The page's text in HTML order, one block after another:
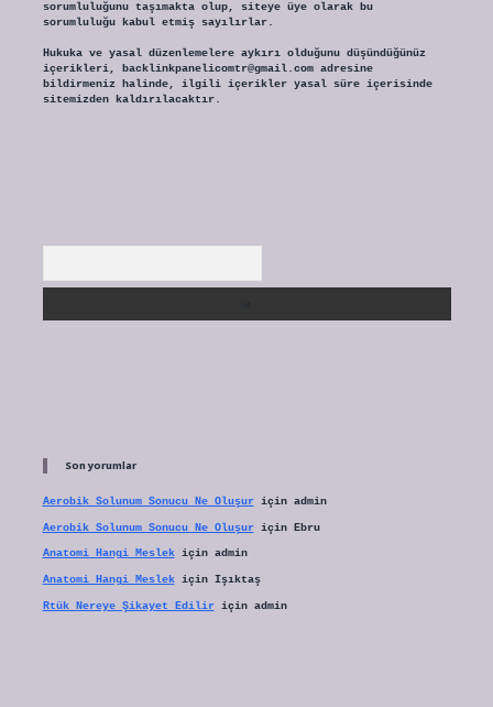
sorumluluğunu taşımakta olup, siteye üye olarak bu
sorumluluğu kabul etmiş sayılırlar.
Hukuka ve yasal düzenlemelere aykırı olduğunu düşündüğünüz
içerikleri, backlinkpanelicomtr@gmail.comadresine
bildirmeniz halinde, ilgili içerikler yasal süre içerisinde
sitemizden kaldırılacaktır.
Son yorumlar
Aerobik Solunum Sonucu Ne Oluşuriçin admin
Aerobik Solunum Sonucu Ne Oluşuriçin Ebru
Anatomi Hangi Meslekiçin admin
Anatomi Hangi Meslekiçin Işıktaş
Rtük Nereye Şikayet Ediliriçin admin